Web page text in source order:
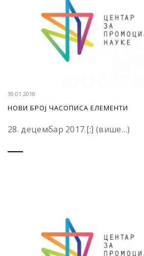
30.01.2018
НОВИ БРОЈ ЧАСОПИСА ЕЛЕМЕНТИ
28. децембар 2017.[:] (више…)